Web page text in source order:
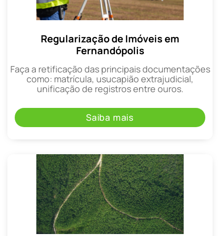
Regularização de Imóveis em
Fernandópolis
Faça a retificação das principais documentações
como: matrícula, usucapião extrajudicial,
unificação de registros entre ouros.
Saiba mais